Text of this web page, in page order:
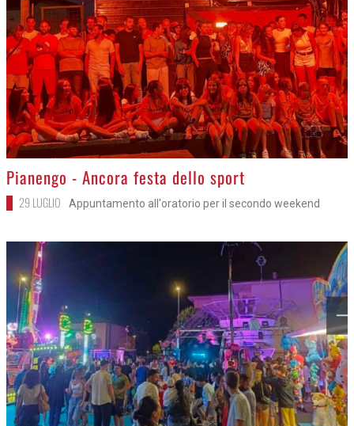
>
Pianengo - Ancora festa dello sport
29 LUGLIO Appuntamento all'oratorio per il secondo weekend